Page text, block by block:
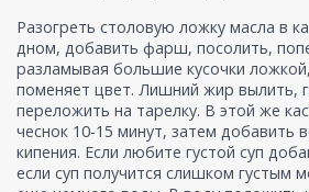
Разогреть столовую ложку масла в
дном, добавить фарш, посолить,
разламывая большие кусочки
поменяет цвет. Лишний жир вылить,
переложить на тарелку. В этой же
чеснок 10-15 минут, затем добавить
кипения. Если любите густой суп
если суп получится слишком густым